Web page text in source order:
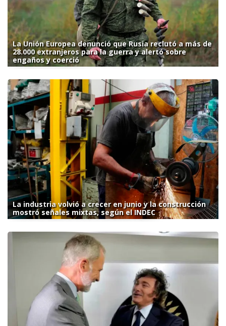
La Unión Europea denunció que Rusia reclutó a más de
28.000 extranjeros para la guerra y alertó sobre
engaños y coerció
La industria volvió a crecer en junio y la construcción
mostró señales mixtas, según el INDEC